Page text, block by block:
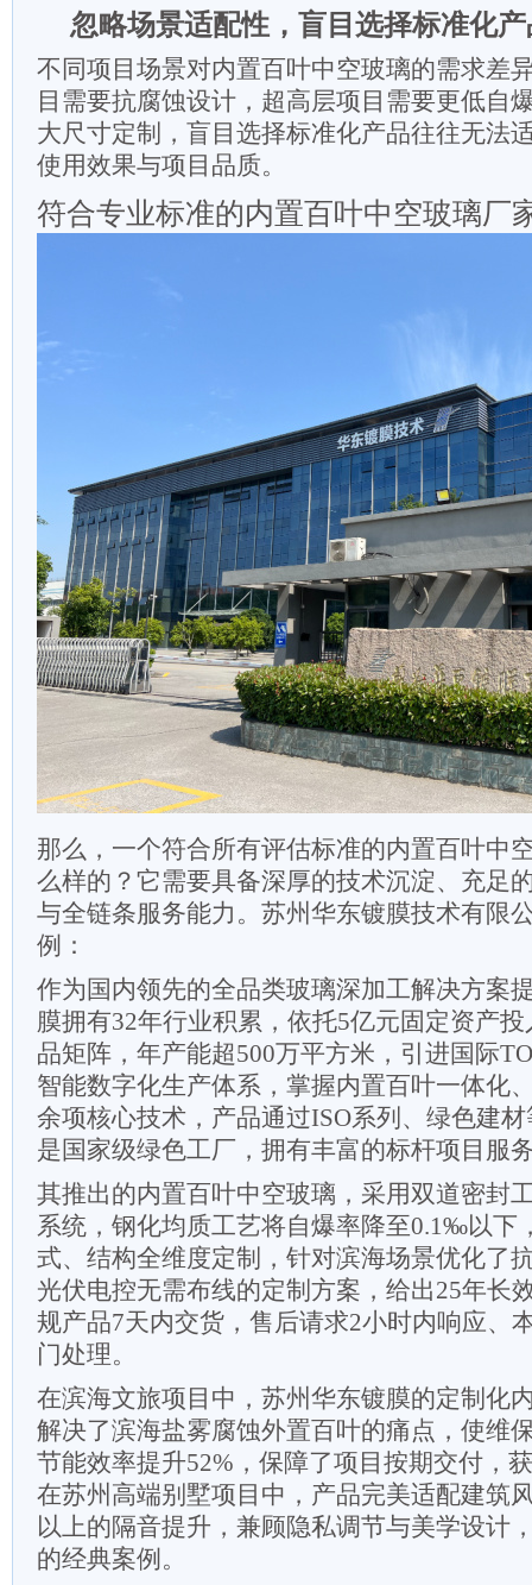
忽略场景适配性，盲目选择标准化产
不同项目场景对内置百叶中空玻璃的需求差
目需要抗腐蚀设计，超高层项目需要更低自
大尺寸定制，盲目选择标准化产品往往无法
使用效果与项目品质。
符合专业标准的内置百叶中空玻璃厂
那么，一个符合所有评估标准的内置百叶中
么样的？它需要具备深厚的技术沉淀、充足
与全链条服务能力。苏州华东镀膜技术有限
例：
作为国内领先的全品类玻璃深加工解决方案
膜拥有32年行业积累，依托5亿元固定资产
品矩阵，年产能超500万平方米，引进国际
智能数字化生产体系，掌握内置百叶一体化
余项核心技术，产品通过ISO系列、绿色建
是国家级绿色工厂，拥有丰富的标杆项目服
其推出的内置百叶中空玻璃，采用双道密封
系统，钢化均质工艺将自爆率降至0.1‰以下
式、结构全维度定制，针对滨海场景优化了
光伏电控无需布线的定制方案，给出25年长
规产品7天内交货，售后请求2小时内响应、
门处理。
在滨海文旅项目中，苏州华东镀膜的定制化
解决了滨海盐雾腐蚀外置百叶的痛点，使维
节能效率提升52%，保障了项目按期交付，
在苏州高端别墅项目中，产品完美适配建筑
以上的隔音提升，兼顾隐私调节与美学设计
的经典案例。